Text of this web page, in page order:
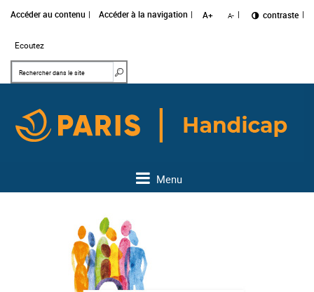
Accéder au contenu Accéder à la navigation A+ A- Changer le
contraste
Ecoutez
Mots clés
Menu